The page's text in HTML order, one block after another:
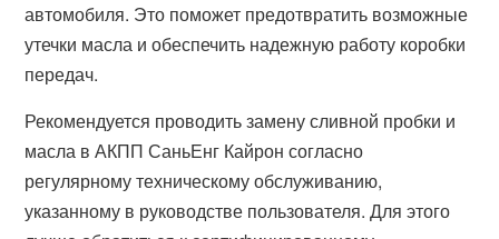
автомобиля. Это поможет предотвратить возможные
утечки масла и обеспечить надежную работу коробки
передач.
Рекомендуется проводить замену сливной пробки и
масла в АКПП СаньЕнг Кайрон согласно
регулярному техническому обслуживанию,
указанному в руководстве пользователя. Для этого